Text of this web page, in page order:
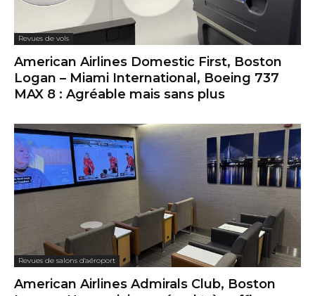
Revues de vols
American Airlines Domestic First, Boston
Logan – Miami International, Boeing 737
MAX 8 : Agréable mais sans plus
Revues de salons d'aéroport
American Airlines Admirals Club, Boston